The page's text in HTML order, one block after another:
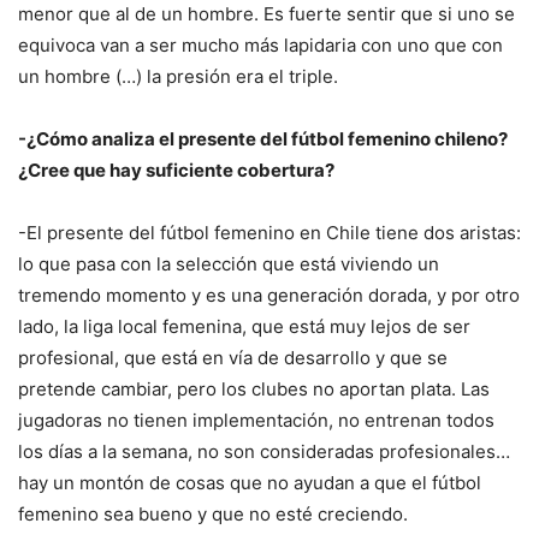
menor que al de un hombre. Es fuerte sentir que si uno se
equivoca van a ser mucho más lapidaria con uno que con
un hombre (…) la presión era el triple.
-¿Cómo analiza el presente del fútbol femenino chileno?
¿Cree que hay suficiente cobertura?
-El presente del fútbol femenino en Chile tiene dos aristas:
lo que pasa con la selección que está viviendo un
tremendo momento y es una generación dorada, y por otro
lado, la liga local femenina, que está muy lejos de ser
profesional, que está en vía de desarrollo y que se
pretende cambiar, pero los clubes no aportan plata. Las
jugadoras no tienen implementación, no entrenan todos
los días a la semana, no son consideradas profesionales…
hay un montón de cosas que no ayudan a que el fútbol
femenino sea bueno y que no esté creciendo.